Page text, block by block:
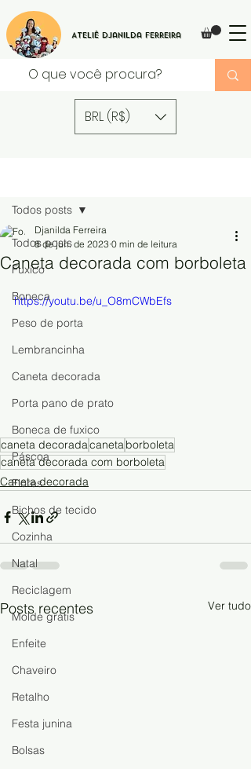
Ateliê Djanilda Ferreira
BRL (R$)
Todos posts
Fuxico
Boneca
Peso de porta
Lembrancinha
Caneta decorada
Porta pano de prato
Boneca de fuxico
Páscoa
Flores
Bichos de tecido
Cozinha
Natal
Reciclagem
Molde grátis
Enfeite
Chaveiro
Retalho
Festa junina
Bolsas
Todos posts
Caneta decorada com borboleta
Djanilda Ferreira
8 de jun. de 2023 0 min de leitura
https://youtu.be/u_O8mCWbEfs
caneta decoradacanetaborboleta
caneta decorada com borboleta
Caneta decorada
Posts recentes Ver tudo